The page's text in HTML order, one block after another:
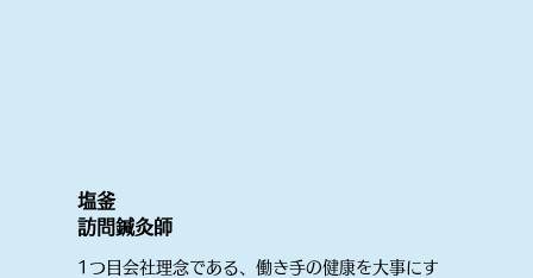
塩釜
​訪問鍼灸師​
1つ目会社理念である、働き手の健康を大事にす